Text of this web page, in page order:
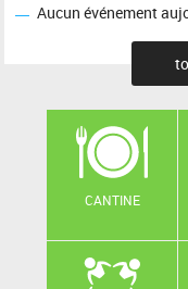
Aucun événement
CANTINE